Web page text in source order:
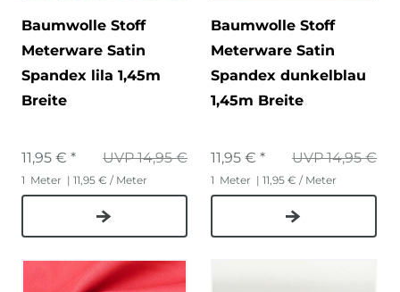
Baumwolle Stoff
Meterware Satin
Spandex lila 1,45m
Breite
UVP 14,95 €
11,95 € *
1 Meter | 11,95 € / Meter
Baumwolle Stoff
Meterware Satin
Spandex dunkelblau
1,45m Breite
UVP 14,95 €
11,95 € *
1 Meter | 11,95 € / Meter